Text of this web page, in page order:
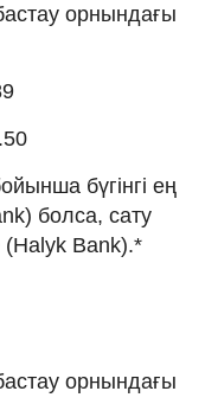
орнындағы
бүгінгі ең
болса, сату
(Halyk Bank).*
орнындағы